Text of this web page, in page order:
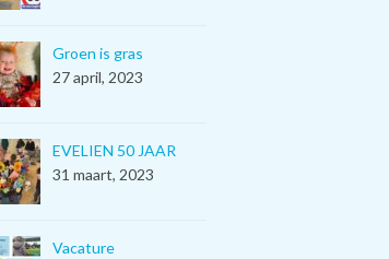
Groen is gras
27 april, 2023
EVELIEN 50 JAAR
31 maart, 2023
Vacature